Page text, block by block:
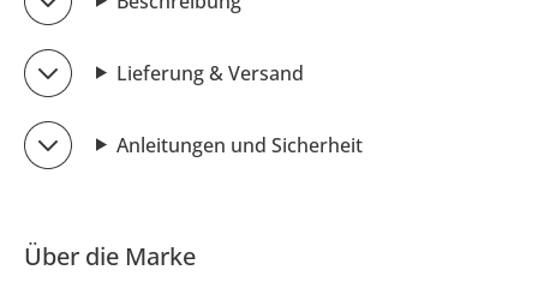
Lieferung & Versand
Anleitungen und Sicherheit
Über die Marke